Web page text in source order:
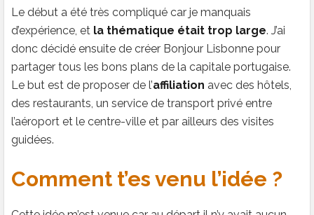
Le début a été très compliqué car je manquais
d’expérience, et la thématique était trop large. J’ai
donc décidé ensuite de créer Bonjour Lisbonne pour
partager tous les bons plans de la capitale portugaise.
Le but est de proposer de l’affiliation avec des hôtels,
des restaurants, un service de transport privé entre
l’aéroport et le centre-ville et par ailleurs des visites
guidées.
Comment t’es venu l’idée ?